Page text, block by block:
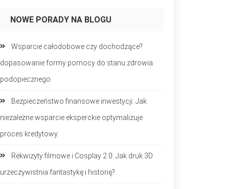
NOWE PORADY NA BLOGU
Wsparcie całodobowe czy dochodzące?
dopasowanie formy pomocy do stanu zdrowia
podopiecznego
Bezpieczeństwo finansowe inwestycji: Jak
niezależne wsparcie eksperckie optymalizuje
proces kredytowy
Rekwizyty filmowe i Cosplay 2.0: Jak druk 3D
urzeczywistnia fantastykę i historię?